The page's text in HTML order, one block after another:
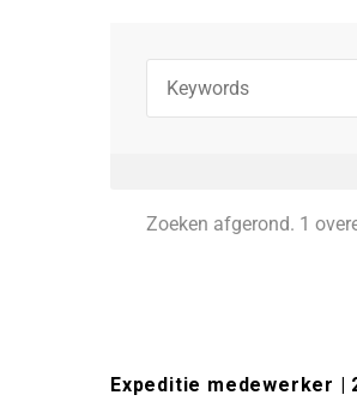
Zoeken afgerond. 1
Expeditie medewerker |